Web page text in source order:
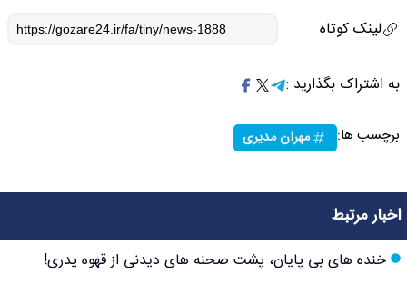
لینک کوتاه
به اشتراک بگذارید :
برچسب ها: مهران مدیری
اخبار مرتبط
خنده های بی پایان، پشت صحنه های دیدنی از قهوه پدری!